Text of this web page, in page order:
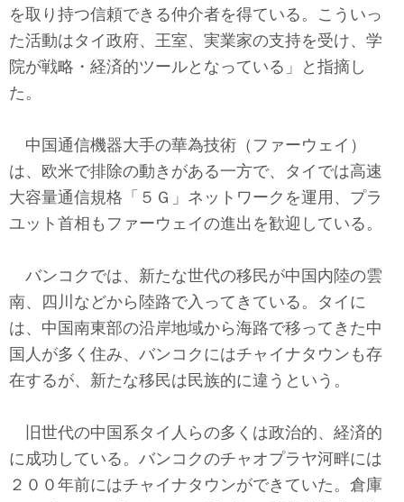
を取り持つ信頼できる仲介者を得ている。こういっ
た活動はタイ政府、王室、実業家の支持を受け、学
院が戦略・経済的ツールとなっている」と指摘し
た。
中国通信機器大手の華為技術（ファーウェイ）
は、欧米で排除の動きがある一方で、タイでは高速
大容量通信規格「５Ｇ」ネットワークを運用、プラ
ユット首相もファーウェイの進出を歓迎している。
バンコクでは、新たな世代の移民が中国内陸の雲
南、四川などから陸路で入ってきている。タイに
は、中国南東部の沿岸地域から海路で移ってきた中
国人が多く住み、バンコクにはチャイナタウンも存
在するが、新たな移民は民族的に違うという。
旧世代の中国系タイ人らの多くは政治的、経済的
に成功している。バンコクのチャオプラヤ河畔には
２００年前にはチャイナタウンができていた。倉庫